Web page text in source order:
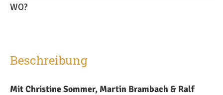
WO?
Beschreibung
Mit Christine Sommer, Martin Brambach & Ralf